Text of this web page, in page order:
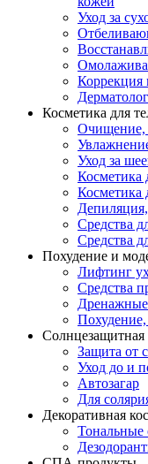
Уход за
Косметика для
Очищение,
Уход за
Косметика
Косметика
Средства
Средства
Похудение и
Лифтинг
Средства
Дренажные
Солнцезащитная
Защита от
Уход до и
Автозагар
Для
Декоративная
Тональные